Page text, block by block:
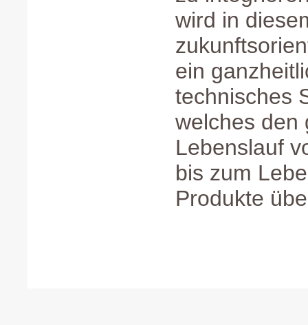
wird in
ein
technisches
welches den
Lebenslauf
bis zum
Produkte